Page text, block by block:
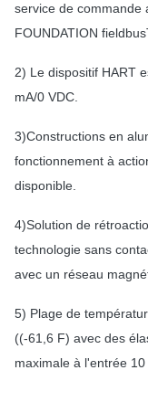
service de commande
FOUNDATION
2) Le dispositif HART
mA/0 VDC.
3)Constructions en
fonctionnement à
disponible.
4)Solution de
technologie sans
avec un réseau
5) Plage de
((-61,6 F) avec des
maximale à l'entrée 10